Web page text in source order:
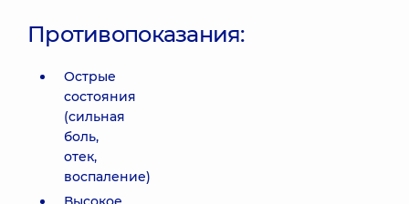
Противопоказания:
Острые
состояния
(сильная
боль,
отек,
воспаление)